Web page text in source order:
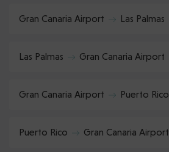
Gran Canaria Airport Las Palmas
Las Palmas Gran Canaria Airport
Gran Canaria Airport Puerto Rico
Puerto Rico Gran Canaria Airport